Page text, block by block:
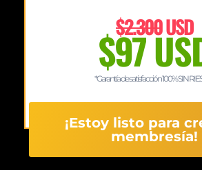
$2.300USD
$97
*Garantía de satisfacción 100% SIN
¡Estoy listo para
membresía!